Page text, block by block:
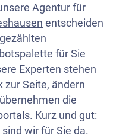
Agentur für
entscheiden
für Sie
Experten stehen
zur Seite, ändern
die
Kurz und gut:
wir für Sie da.